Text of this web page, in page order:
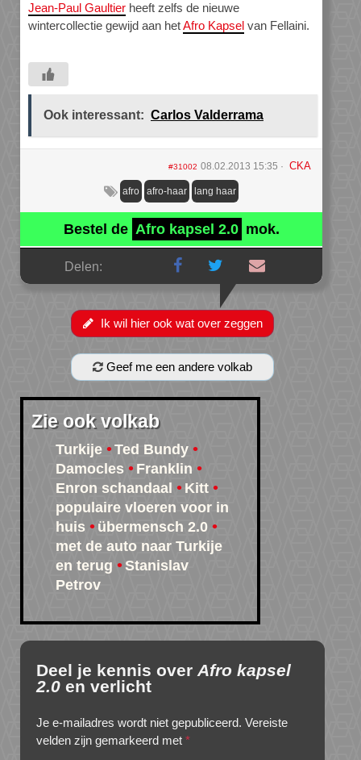
Jean-Paul Gaultier heeft zelfs de nieuwe
wintercollectie gewijd aan hetAfro Kapsel van Fellaini.
Ook interessant: Carlos Valderrama
#31002 08.02.2013 15:35 CKA
afro afro-haar lang haar
Bestel de Afro kapsel 2.0 mok.
Delen:
Ik wil hier ook wat over zeggen
Geef me een andere volkab
Zie ook volkab
Turkije
Ted Bundy
Damocles
Franklin
Enron schandaal
Kitt
populaire vloeren voor in
huis
übermensch 2.0
met de auto naar Turkije
en terug
Stanislav
Petrov
Deel je kennis over Afro kapsel
2.0 en verlicht
Je e-mailadres wordt niet gepubliceerd. Vereiste
velden zijn gemarkeerd met *